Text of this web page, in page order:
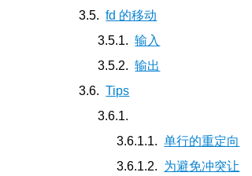
fd 的移动
输入
输出
Tips
单行的重定向
为避免冲突让